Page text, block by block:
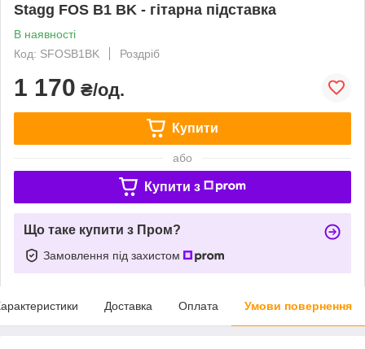
Stagg FOS B1 BK - гітарна підставка
В наявності
Код: SFOSB1BK
Роздріб
1 170 ₴/од.
Купити
або
Купити з
Що таке купити з Пром?
Замовлення під захистом
Доставка Оплата Умови повернення